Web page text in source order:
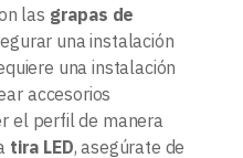
las grapas de
una instalación
una instalación
accesorios
el perfil de manera
tira LED, asegúrate de